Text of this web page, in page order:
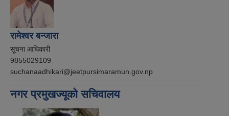
रामेश्वर बन्जारा
सूचना आधिकारी
9855029109
suchanaadhikari@jeetpursimaramun.gov.np
नगर प्रमुखज्यूको सचिवालय